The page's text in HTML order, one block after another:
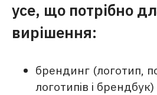
усе, що потрібно
вирішення:
брендинг (логотип,
логотипів і брендбук)